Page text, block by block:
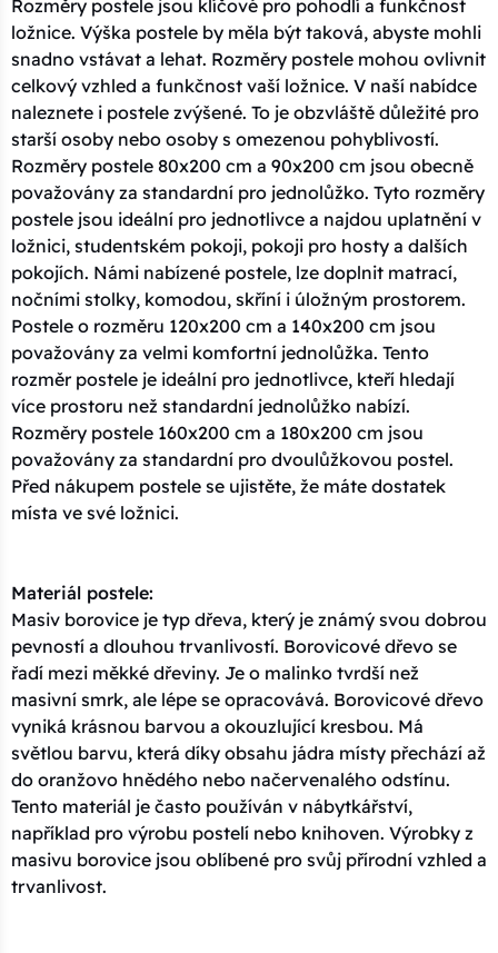
Rozměry postele jsou klíčové pro pohodlí a funkčnost
ložnice. Výška postele by měla být taková, abyste mohli
snadno vstávat a lehat. Rozměry postele mohou ovlivnit
celkový vzhled a funkčnost vaší ložnice. V naší nabídce
naleznete i postele zvýšené. To je obzvláště důležité pro
starší osoby nebo osoby s omezenou pohyblivostí.
Rozměry postele 80x200 cm a 90x200 cm jsou obecně
považovány za standardní pro jednolůžko. Tyto rozměry
postele jsou ideální pro jednotlivce a najdou uplatnění v
ložnici, studentském pokoji, pokoji pro hosty a dalších
pokojích. Námi nabízené postele, lze doplnit matrací,
nočními stolky, komodou, skříní i úložným prostorem.
Postele o rozměru 120x200 cm a 140x200 cm jsou
považovány za velmi komfortní jednolůžka. Tento
rozměr postele je ideální pro jednotlivce, kteří hledají
více prostoru než standardní jednolůžko nabízí.
Rozměry postele 160x200 cm a 180x200 cm jsou
považovány za standardní pro dvoulůžkovou postel.
Před nákupem postele se ujistěte, že máte dostatek
místa ve své ložnici.
Materiál postele:
Masiv borovice je typ dřeva, který je známý svou dobrou
pevností a dlouhou trvanlivostí. Borovicové dřevo se
řadí mezi měkké dřeviny. Je o malinko tvrdší než
masivní smrk, ale lépe se opracovává. Borovicové dřevo
vyniká krásnou barvou a okouzlující kresbou. Má
světlou barvu, která díky obsahu jádra místy přechází až
do oranžovo hnědého nebo načervenalého odstínu.
Tento materiál je často používán v nábytkářství,
například pro výrobu postelí nebo knihoven. Výrobky z
masivu borovice jsou oblíbené pro svůj přírodní vzhled a
trvanlivost.